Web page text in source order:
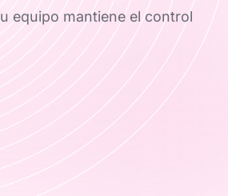
equipo mantiene el control